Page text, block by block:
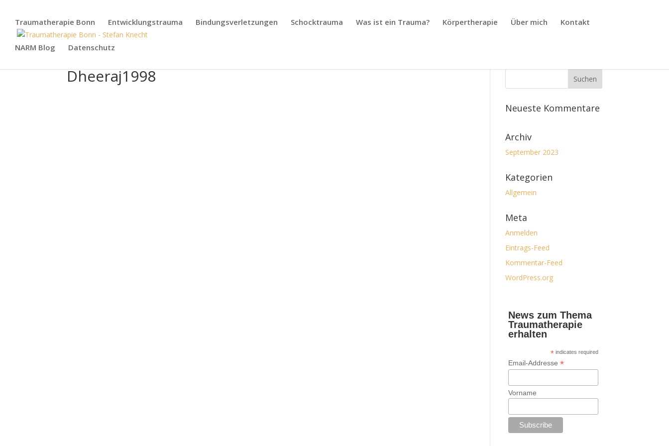
Traumatherapie Bonn Entwicklungstrauma Bindungsverletzungen Schocktrauma Was ist ein Trauma? Körpertherapie Über mich Kontakt
NARM Blog Datenschutz
Dheeraj1998
Neueste Kommentare
Archiv
September 2023
Kategorien
Allgemein
Meta
Anmelden
Eintrags-Feed
Kommentar-Feed
WordPress.org
News zum Thema
Traumatherapie
erhalten
* indicates required
Email-Addresse *
Vorname